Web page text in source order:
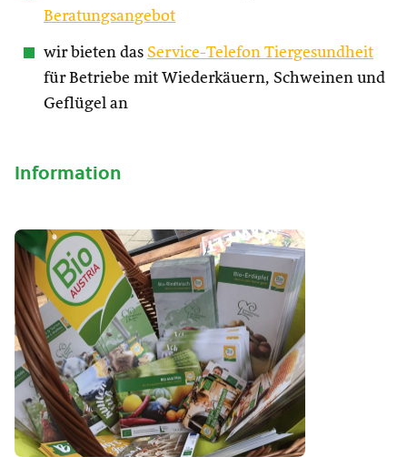
Beratungsangebot
wir bieten das Service-Telefon Tiergesundheit
für Betriebe mit Wiederkäuern, Schweinen und
Geflügel an
Information